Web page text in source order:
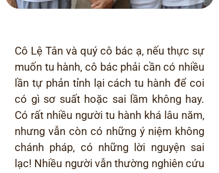
Cô Lệ Tân và quý cô bác ạ, nếu thực sự
muốn tu hành, cô bác phải cần có nhiều
lần tự phản tỉnh lại cách tu hành để coi
có gì sơ suất hoặc sai lầm không hay.
Có rất nhiều người tu hành khá lâu năm,
nhưng vẫn còn có những ý niệm không
chánh pháp, có những lời nguyện sai
lạc! Nhiều người vẫn thường nghiên cứu